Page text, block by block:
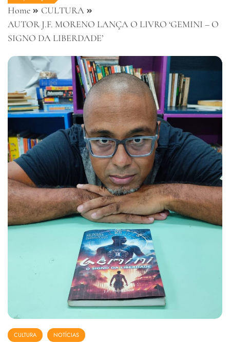
Home
CULTURA
AUTOR J.F. MORENO LANÇA O LIVRO ‘GEMINI – O
SIGNO DA LIBERDADE’
CULTURA NOTÍCIAS